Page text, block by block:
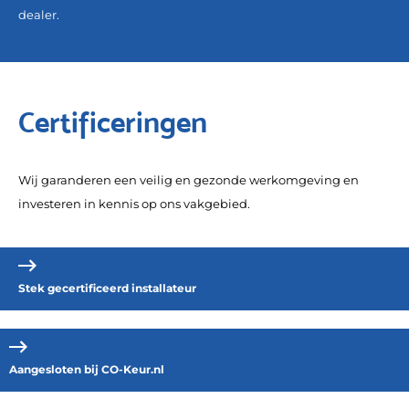
dealer.
Certificeringen
Wij garanderen een veilig en gezonde werkomgeving en
investeren in kennis op ons vakgebied.
Stek gecertificeerd installateur
Aangesloten bij CO-Keur.nl